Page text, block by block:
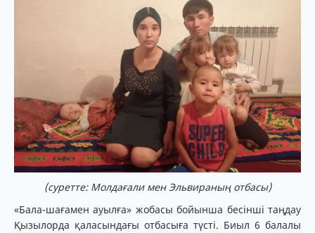
(суретте: Молдағали мен Эльвираның отбасы)
«Бала-шағамен ауылға» жобасы бойынша бесінші таңдау
Қызылорда қаласындағы отбасыға түсті. Биыл 6 балалы